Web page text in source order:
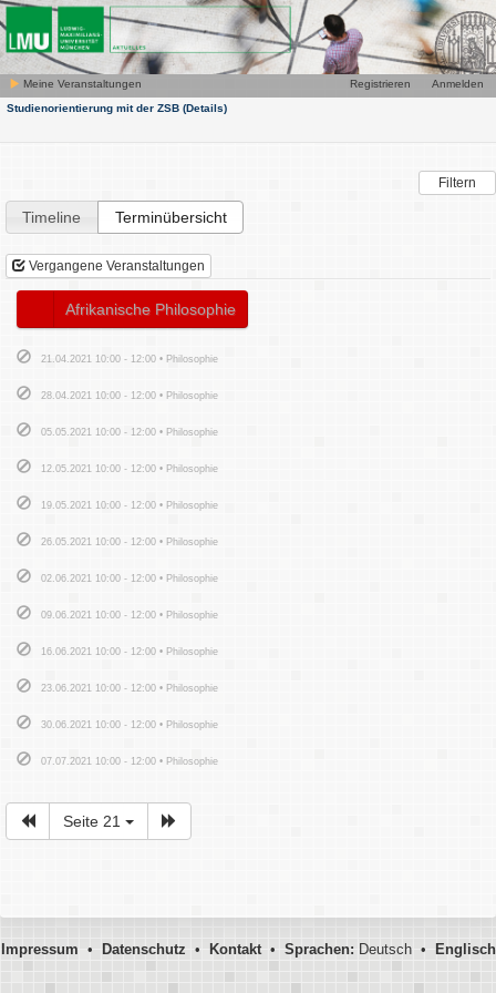
Meine Veranstaltungen Anmelden
Registrieren
Studienorientierung mit der ZSB (Details)
Filtern
Timeline Terminübersicht
Vergangene Veranstaltungen
Afrikanische Philosophie
21.04.2021 10:00 - 12:00 • Philosophie
28.04.2021 10:00 - 12:00 • Philosophie
05.05.2021 10:00 - 12:00 • Philosophie
12.05.2021 10:00 - 12:00 • Philosophie
19.05.2021 10:00 - 12:00 • Philosophie
26.05.2021 10:00 - 12:00 • Philosophie
02.06.2021 10:00 - 12:00 • Philosophie
09.06.2021 10:00 - 12:00 • Philosophie
16.06.2021 10:00 - 12:00 • Philosophie
23.06.2021 10:00 - 12:00 • Philosophie
30.06.2021 10:00 - 12:00 • Philosophie
07.07.2021 10:00 - 12:00 • Philosophie
Seite 21
Impressum • Datenschutz • Kontakt• Sprachen:Deutsch • Englisch